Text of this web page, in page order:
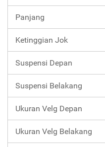
Panjang
Ketinggian Jok
Suspensi Depan
Suspensi Belakang
Ukuran Velg Depan
Ukuran Velg Belakang